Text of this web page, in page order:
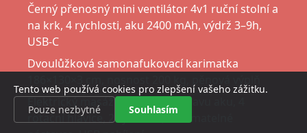
Černý přenosný mini ventilátor 4v1 ruční stolní a
na krk, 4 rychlosti, aku 2400 mAh, výdrž 3–9h,
USB-C
Dvoulůžková samonafukovací karimatka
Elektrický masážní přístroj na hlavu aku, 4
rotační hlavice, 2 rychlosti, odnímatelné
Tento web používá cookies pro zlepšení vašeho zážitku.
Pouze nezbytné
Souhlasím